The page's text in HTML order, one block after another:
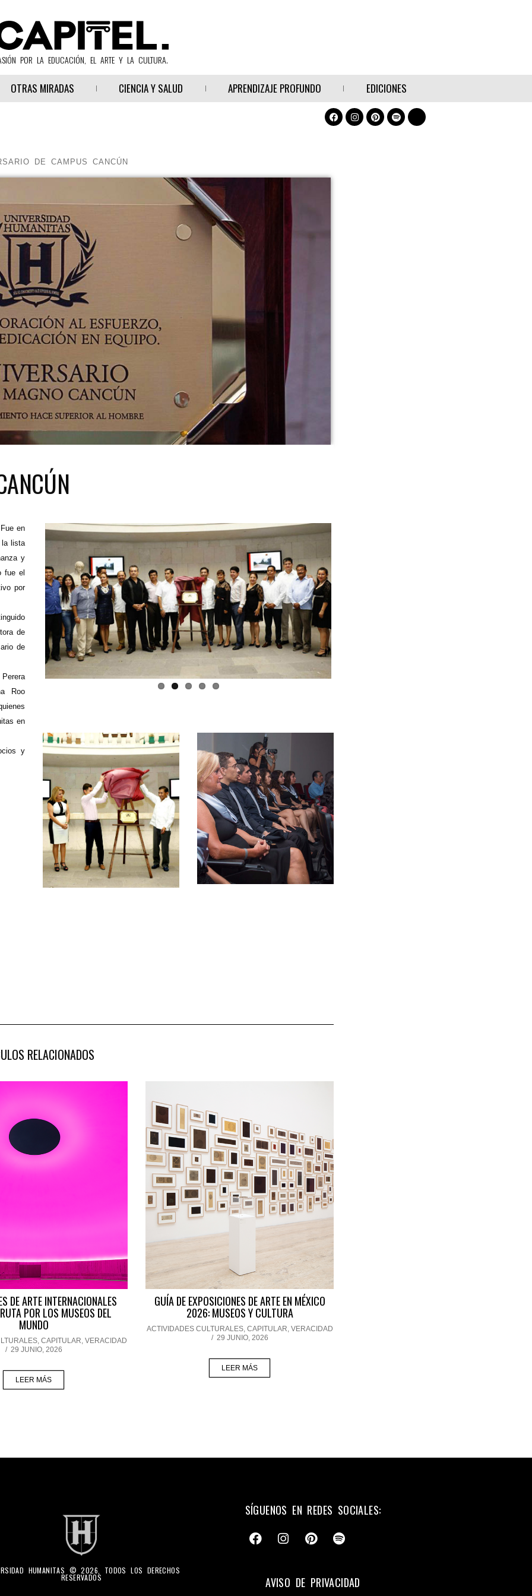
POR LA EDUCACIÓN, EL ARTE Y LA CULTURA.
OTRAS MIRADAS CIENCIA Y SALUD APRENDIZAJE PROFUNDO EDICIONES
DE CAMPUS CANCÚN
en
la lista
y
fue el
por
de
de
Roo
en
y
RELACIONADOS
DE ARTE INTERNACIONALES
POR LOS MUSEOS DEL
MUNDO
, CAPITULAR, VERACIDAD
/ 29 JUNIO, 2026
LEER MÁS
GUÍA DE EXPOSICIONES DE ARTE EN MÉXICO
2026: MUSEOS Y CULTURA
ACTIVIDADES CULTURALES, CAPITULAR, VERACIDAD
/ 29 JUNIO, 2026
LEER MÁS
HUMANITAS © 2026, TODOS LOS DERECHOS
RESERVADOS
SÍGUENOS EN REDES SOCIALES:
AVISO DE PRIVACIDAD